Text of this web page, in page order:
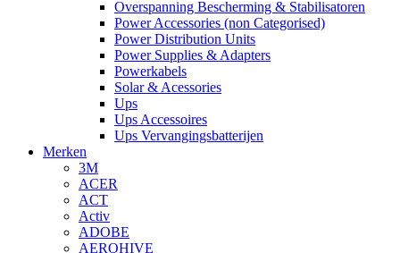
Overspanning Bescherming & Stabilisatoren
Power Accessories (non Categorised)
Power Distribution Units
Power Supplies & Adapters
Powerkabels
Solar & Acessories
Ups
Ups Accessoires
Ups Vervangingsbatterijen
Merken
3M
ACER
ACT
Activ
ADOBE
AEROHIVE